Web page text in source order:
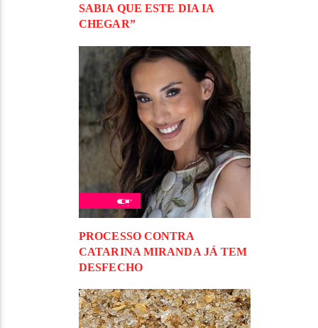
SABIA QUE ESTE DIA IA
CHEGAR”
PROCESSO CONTRA
CATARINA MIRANDA JÁ TEM
DESFECHO